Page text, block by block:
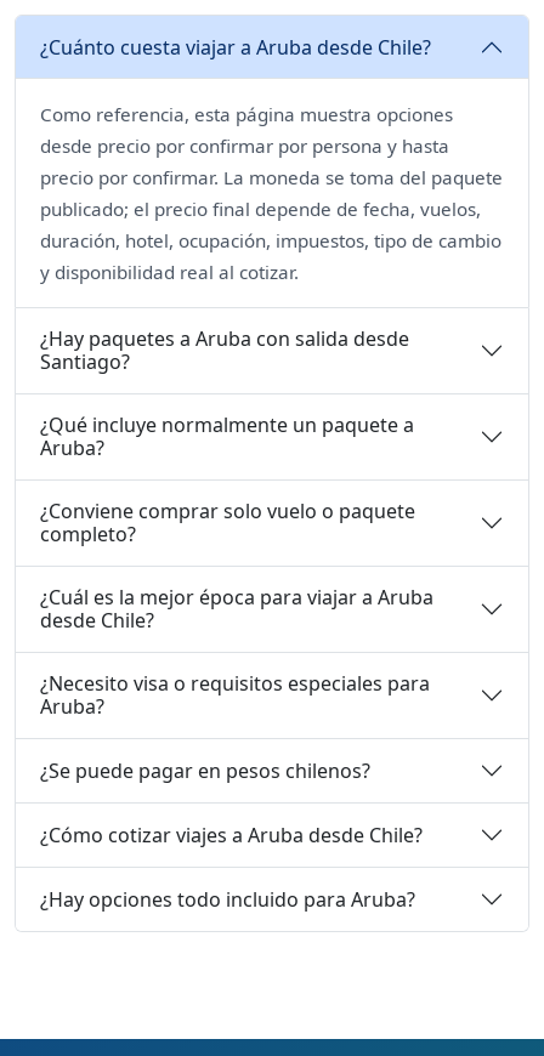
¿Cuánto cuesta viajar a Aruba desde Chile?
Como referencia, esta página muestra opciones
desde precio por confirmar por persona y hasta
precio por confirmar. La moneda se toma del paquete
publicado; el precio final depende de fecha, vuelos,
duración, hotel, ocupación, impuestos, tipo de cambio
y disponibilidad real al cotizar.
¿Hay paquetes a Aruba con salida desde
Santiago?
¿Qué incluye normalmente un paquete a
Aruba?
¿Conviene comprar solo vuelo o paquete
completo?
¿Cuál es la mejor época para viajar a Aruba
desde Chile?
¿Necesito visa o requisitos especiales para
Aruba?
¿Se puede pagar en pesos chilenos?
¿Cómo cotizar viajes a Aruba desde Chile?
¿Hay opciones todo incluido para Aruba?